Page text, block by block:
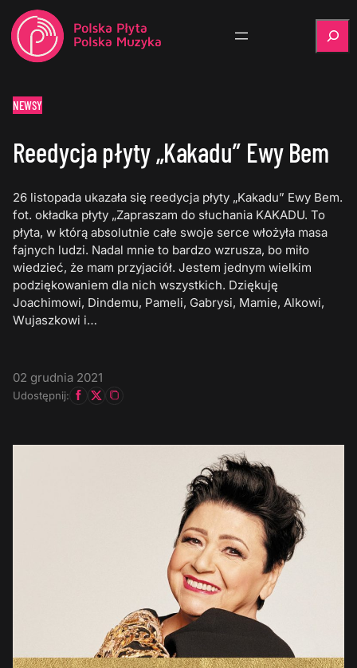
NEWSY
Reedycja płyty „Kakadu” Ewy Bem
26 listopada ukazała się reedycja płyty „Kakadu” Ewy Bem.
fot. okładka płyty „Zapraszam do słuchania KAKADU. To
płyta, w którą absolutnie całe swoje serce włożyła masa
fajnych ludzi. Nadal mnie to bardzo wzrusza, bo miło
wiedzieć, że mam przyjaciół. Jestem jednym wielkim
podziękowaniem dla nich wszystkich. Dziękuję
Joachimowi, Dindemu, Pameli, Gabrysi, Mamie, Alkowi,
Wujaszkowi i…
02 grudnia 2021
Udostępnij: